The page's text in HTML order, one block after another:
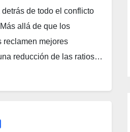
de todo el conflicto
allá de que los
reclamen mejores
reducción de las ratios…